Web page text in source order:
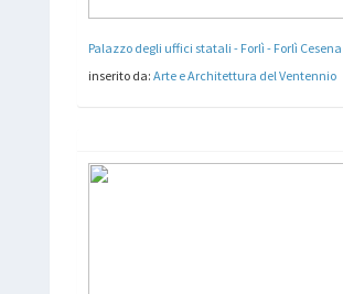
inserito da: Arte e Architettura del Ventennio